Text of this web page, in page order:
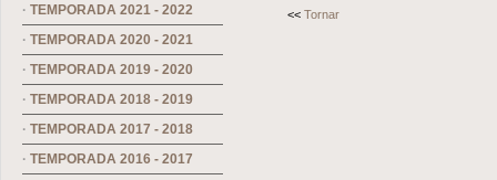
· TEMPORADA 2021 - 2022
· TEMPORADA 2020 - 2021
· TEMPORADA 2019 - 2020
· TEMPORADA 2018 - 2019
· TEMPORADA 2017 - 2018
· TEMPORADA 2016 - 2017
<< Tornar